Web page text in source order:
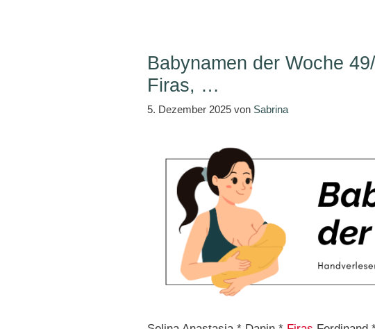
Babynamen der Woche
Firas, …
5. Dezember 2025 von Sabrina